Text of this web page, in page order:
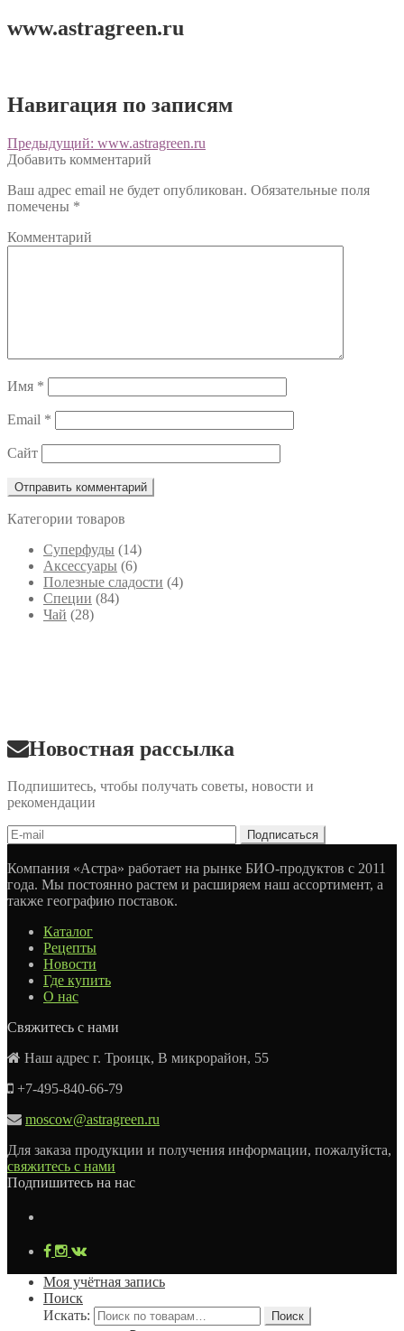
www.astragreen.ru
Навигация по записям
Предыдущий: www.astragreen.ru
Добавить комментарий
Ваш адрес email не будет опубликован. Обязательные поля
помечены *
Комментарий
Имя *
Email *
Сайт
Категории товаров
Cуперфуды (14)
Аксессуары (6)
Полезные сладости (4)
Специи (84)
Чай (28)
Новостная рассылка
Подпишитесь, чтобы получать советы, новости и
рекомендации
Компания «Астра» работает на рынке БИО-продуктов с 2011
года. Мы постоянно растем и расширяем наш ассортимент, а
также географию поставок.
Каталог
Рецепты
Новости
Где купить
О нас
Свяжитесь с нами
Наш адрес г. Троицк, В микрорайон, 55
+7-495-840-66-79
moscow@astragreen.ru
Для заказа продукции и получения информации, пожалуйста,
свяжитесь с нами
Подпишитесь на нас
Моя учётная запись
Поиск
Искать:
Поиск